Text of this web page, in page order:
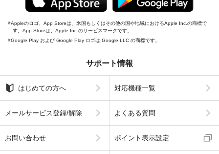
Appleのロゴ、App Storeは、米国もしくはその他の国や地域におけるApple Inc.の商標で
す。App Storeは、Apple Inc.のサービスマークです。
Google Play および Google Play ロゴは Google LLC の商標です。
サポート情報
はじめての方へ 対応機種一覧
メールサービス登録/解除 よくある質問
お問い合わせ ポイント表示設定